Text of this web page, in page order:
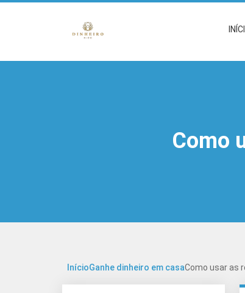
Como
InícioGanhe dinheiro em casaComo usar as